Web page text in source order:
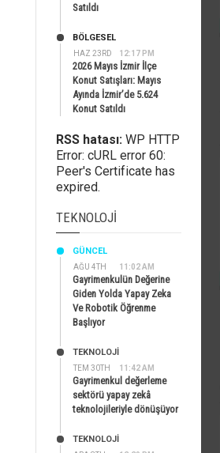
Satıldı
HAZ 23RD 12:17 PM
BÖLGESEL
2026 Mayıs İzmir İlçe
Konut Satışları: Mayıs
Ayında İzmir’de 5.624
Konut Satıldı
RSS hatası: WP HTTP
Error: cURL error 60:
Peer's Certificate has
expired.
TEKNOLOJI
AĞU 4TH 11:02 AM
GÜNCEL
Gayrimenkulün Değerine
Giden Yolda Yapay Zeka
Ve Robotik Öğrenme
Başlıyor
TEM 30TH 11:42 AM
TEKNOLOJİ
Gayrimenkul değerleme
sektörü yapay zekâ
teknolojileriyle dönüşüyor
TEKNOLOJİ